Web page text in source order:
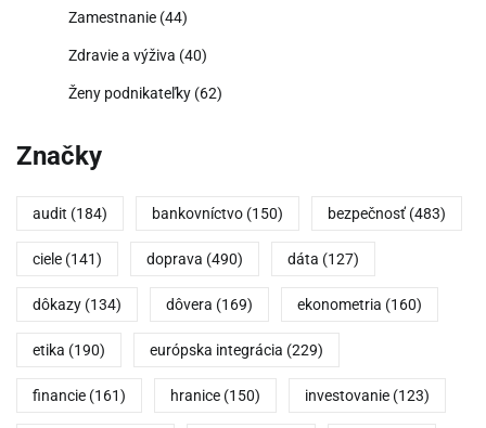
Zamestnanie (44)
Zdravie a výživa (40)
Ženy podnikateľky (62)
Značky
audit (184) bankovníctvo (150) bezpečnosť (483)
ciele (141) doprava (490) dáta (127)
dôkazy (134) dôvera (169) ekonometria (160)
etika (190) európska integrácia (229)
financie (161) hranice (150) investovanie (123)